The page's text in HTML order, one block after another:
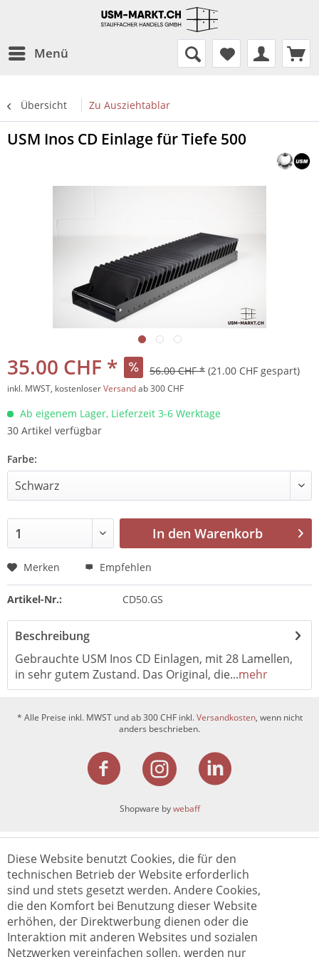
Menü
Übersicht Zu Ausziehtablar
USM Inos CD Einlage für Tiefe 500
35.00 CHF * 56.00 CHF * (21.00 CHF gespart)
inkl. MWST, kostenloserVersandab 300 CHF
Ab eigenem Lager, Lieferzeit 3-6 Werktage
30 Artikel verfügbar
Farbe:
In den Warenkorb
Merken Empfehlen
Artikel-Nr.: CD50.GS
Beschreibung
Gebrauchte USM Inos CD Einlagen, mit 28 Lamellen,
in sehr gutem Zustand. Das Original, die...mehr
* Alle Preise inkl. MWST und ab 300 CHF inkl.Versandkosten, wenn nicht
anders beschrieben.
Shopware bywebaff
Diese Website benutzt Cookies, die für den
technischen Betrieb der Website erforderlich
sind und stets gesetzt werden. Andere Cookies,
die den Komfort bei Benutzung dieser Website
erhöhen, der Direktwerbung dienen oder die
Interaktion mit anderen Websites und sozialen
Netzwerken vereinfachen sollen, werden nur